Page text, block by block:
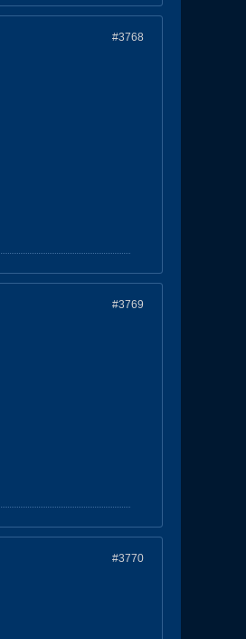
#3768
#3769
#3770